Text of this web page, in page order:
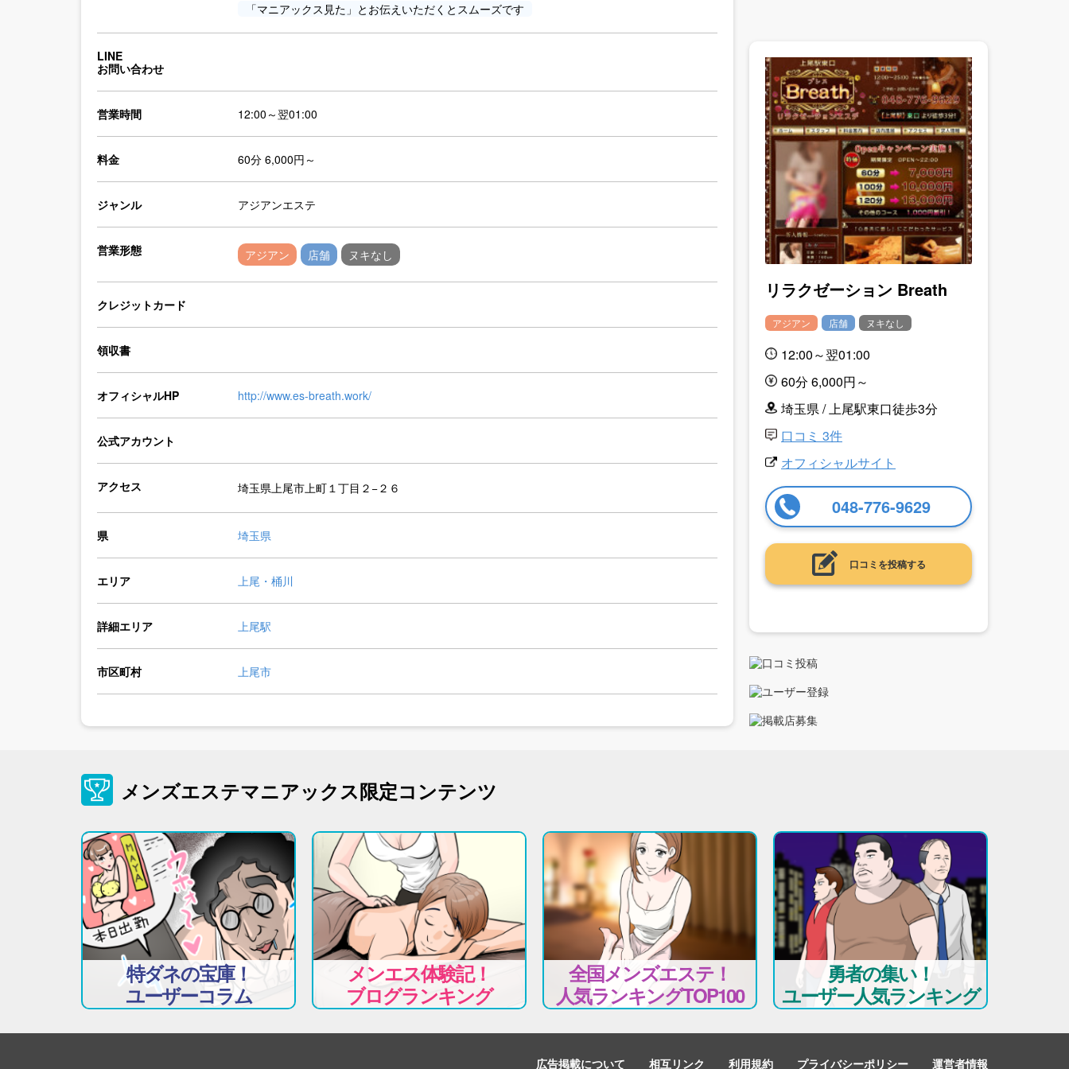
「マニアックス見た」とお伝えいただくとスムーズです
LINE
お問い合わせ
営業時間 12:00～翌01:00
料金 60分 6,000円～
ジャンル アジアンエステ
営業形態 アジアン 店舗 ヌキなし
クレジットカード
領収書
オフィシャルHP http://www.es-breath.work/
公式アカウント
アクセス 埼玉県上尾市上町１丁目２−２６
県 埼玉県
エリア 上尾・桶川
詳細エリア 上尾駅
市区町村 上尾市
リラクゼーション Breath
アジアン 店舗 ヌキなし
12:00～翌01:00
60分 6,000円～
埼玉県 / 上尾駅東口徒歩3分
口コミ 3件
オフィシャルサイト
048-776-9629
口コミを投稿する
メンズエステマニアックス限定コンテンツ
特ダネの宝庫！
ユーザーコラム
メンエス体験記！
ブログランキング
全国メンズエステ！
人気ランキングTOP100
勇者の集い！
ユーザー人気ランキング
広告掲載について 相互リンク 利用規約 プライバシーポリシー 運営者情報